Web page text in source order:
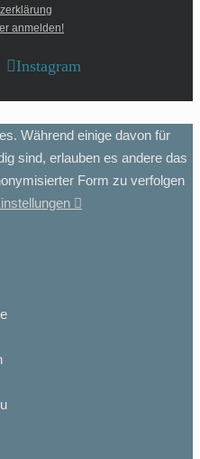
anmelden!
Instagram
Während einige davon für
sind, erlauben es andere das
Form zu verfolgen